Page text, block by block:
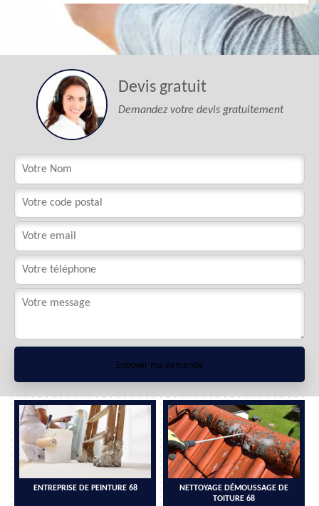
Devis gratuit
Demandez votre devis gratuitement
ENTREPRISE DE PEINTURE 68
NETTOYAGE DÉMOUSSAGE DE
TOITURE 68